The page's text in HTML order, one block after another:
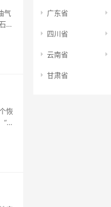
气
油
行
恢
共
鞍
广东省
四川省
云南省
甘肃省